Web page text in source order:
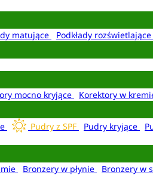
matujące Podkłady rozświetlające
mocno kryjące Korektory w
Pudry z SPF Pudry kryjące
Bronzery w płynie Bronzery w